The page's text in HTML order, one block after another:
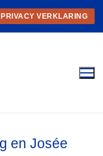
PRIVACY VERKLARING
en Josée